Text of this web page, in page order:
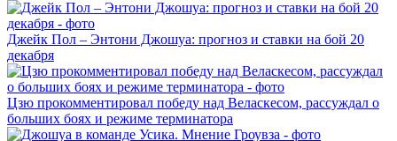
Джейк Пол – Энтони Джошуа: прогноз и ставки на бой 20
декабря
Цзю прокомментировал победу над Веласкесом, рассуждал о
больших боях и режиме терминатора